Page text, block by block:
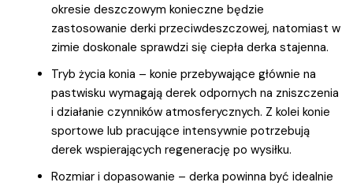
okresie deszczowym konieczne będzie
zastosowanie derki przeciwdeszczowej, natomiast w
zimie doskonale sprawdzi się ciepła derka stajenna.
Tryb życia konia – konie przebywające głównie na
pastwisku wymagają derek odpornych na zniszczenia
i działanie czynników atmosferycznych. Z kolei konie
sportowe lub pracujące intensywnie potrzebują
derek wspierających regenerację po wysiłku.
Rozmiar i dopasowanie – derka powinna być idealnie